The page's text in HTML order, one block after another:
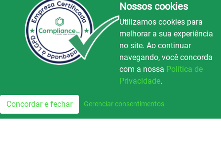
Segurança Pública
União Frederiquense
© Copyright 2022.LA+.
Todos os direitos reservados.
Preparado no
100.3
FM
Nossos cookies
Utilizamos cookies para
melhorar a sua experiência
no site. Ao continuar
navegando, você concorda
com a nossa Política de
Privacidade.
Concordar e fechar Gerenciar consentimentos